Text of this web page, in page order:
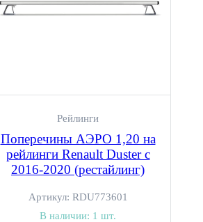
Рейлинги
Поперечины АЭРО 1,20 на
рейлинги Renault Duster с
2016-2020 (рестайлинг)
Артикул: RDU773601
В наличии: 1 шт.